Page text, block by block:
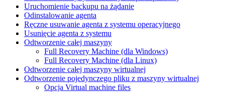
Uruchomienie backupu na żądanie
Odinstalowanie agenta
Ręczne usuwanie agenta z systemu operacyjnego
Usunięcie agenta z systemu
Odtworzenie całej maszyny
Full Recovery Machine (dla Windows)
Full Recovery Machine (dla Linux)
Odtworzenie całej maszyny wirtualnej
Odtworzenie pojedynczego pliku z maszyny wirtualnej
Opcja Virtual machine files